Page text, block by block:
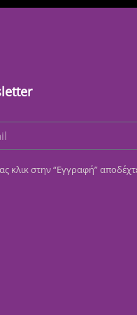
κλικ στην “Εγγραφή”